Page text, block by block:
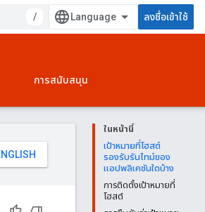
/ ลงชื่อเข้าใช้
การสนับสนุน
ในหน้านี้
เป้าหมายที่โฮสต์
รองรับรันไทม์ของ
แอปพลิเคชันใดบ้าง
การติดตั้งเป้าหมายที่
โฮสต์